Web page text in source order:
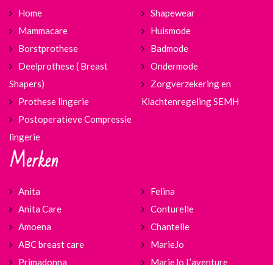
Home
Mammacare
Borstprothese
Deelprothese ( Breast
Shapers)
Prothese lingerie
Postoperatieve Compressie
lingerie
Shapewear
Huismode
Badmode
Ondermode
Zorgverzekering en
Klachtenregeling SEMH
Merken
Anita
Anita Care
Amoena
ABC breast care
Primadonna
Felina
Conturelle
Chantelle
MarieJo
MarieJo L’aventure